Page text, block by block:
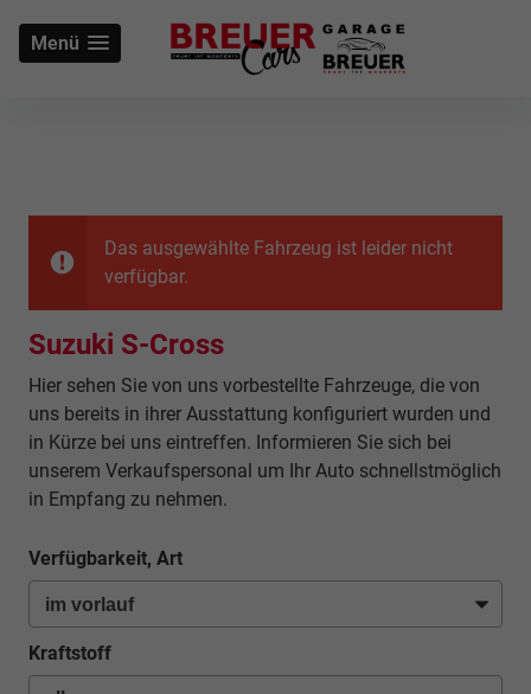
Menü
Das ausgewählte Fahrzeug ist leider nicht
verfügbar.
Suzuki S-Cross
Hier sehen Sie von uns vorbestellte Fahrzeuge, die von
uns bereits in ihrer Ausstattung konfiguriert wurden und
in Kürze bei uns eintreffen. Informieren Sie sich bei
unserem Verkaufspersonal um Ihr Auto schnellstmöglich
in Empfang zu nehmen.
Verfügbarkeit, Art
Kraftstoff